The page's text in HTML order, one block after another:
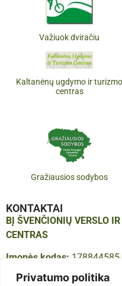
Privatumo politika
Važiuok dviračiu
Kaltanėnų ugdymo ir turizmo
centras
Gražiausios sodybos
KONTAKTAI
BĮ ŠVENČIONIŲ VERSLO
CENTRAS
Įmonės kodas: 178844585
Adresas:Vilniaus g. 16, LT-